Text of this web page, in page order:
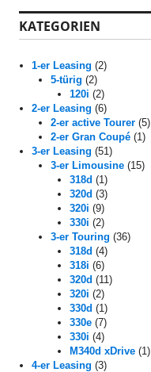
KATEGORIEN
1-er Leasing (2)
5-türig (2)
120i (2)
2-er Leasing (6)
2-er active Tourer (5)
2-er Gran Coupé (1)
3-er Leasing (51)
3-er Limousine (15)
318d (1)
320d (3)
320i (9)
330i (2)
3-er Touring (36)
318d (4)
318i (6)
320d (11)
320i (2)
330d (1)
330e (7)
330i (4)
M340d xDrive (1)
4-er Leasing (3)